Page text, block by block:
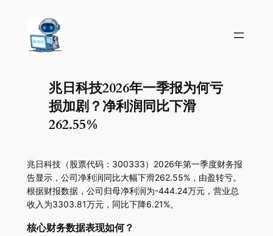
兆日科技2026年一季报为何亏
损加剧？净利润同比下滑
262.55%
兆日科技（股票代码：300333）2026年第一季度财务报
告显示，公司净利润同比大幅下滑262.55%，由盈转亏。
根据财报数据，公司归母净利润为-444.24万元，营业总
收入为3303.81万元，同比下降6.21%。
核心财务数据表现如何？